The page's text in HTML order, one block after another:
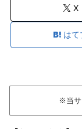
X
はて
※当サ